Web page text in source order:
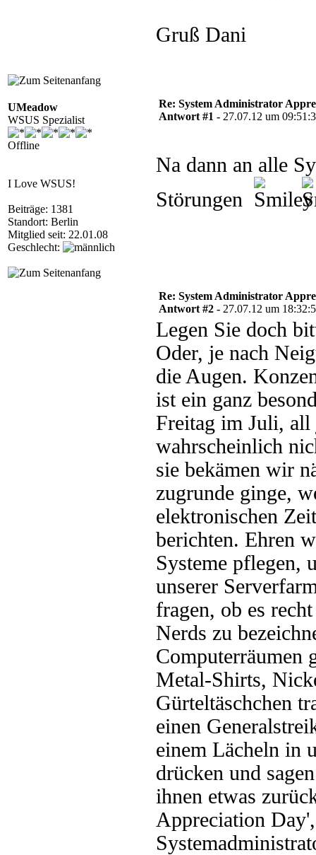
Gruß Dani
UMeadow
WSUS Spezialist
Offline
I Love WSUS!
Beiträge: 1381
Standort: Berlin
Mitglied seit: 22.01.08
Geschlecht:
Re: System Administrator
Antwort #1 - 27.07.12 um
Na dann an alle
Störungen
Re: System Administrator
Antwort #2 - 27.07.12 um
Legen Sie doch
Oder, je nach
die Augen.
ist ein ganz
Freitag im Juli, all
wahrscheinlich
sie bekämen wir
zugrunde ginge,
elektronischen
berichten. Ehren
Systeme pflegen,
unserer
fragen, ob es
Nerds zu
Computerräumen
Metal-Shirts,
Gürteltäschchen
einen
einem Lächeln in
drücken und
ihnen etwas
Appreciation